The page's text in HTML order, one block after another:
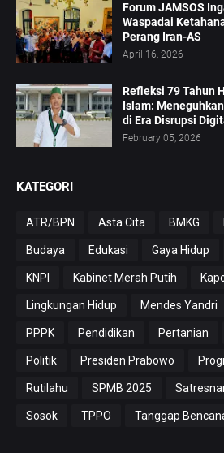
Forum JAMSOS
Waspadai
Perang Iran-AS
April 16, 2026
Refleksi 79 Tahun
Islam:
di Era Disrupsi
February 05, 2026
KATEGORI
ATR/BPN Asta Cita BMKG
Budaya Edukasi Gaya Hidup
KNPI Kabinet Merah Putih
Lingkungan Hidup Mendes Yandri
PPPK Pendidikan Pertanian
Politik Presiden Prabowo
Rutilahu SPMB 2025
Sosok TPPO Tanggap